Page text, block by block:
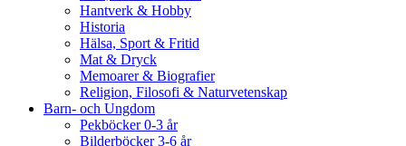
Hantverk & Hobby
Historia
Hälsa, Sport & Fritid
Mat & Dryck
Memoarer & Biografier
Religion, Filosofi & Naturvetenskap
Barn- och Ungdom
Pekböcker 0-3 år
Bilderböcker 3-6 år